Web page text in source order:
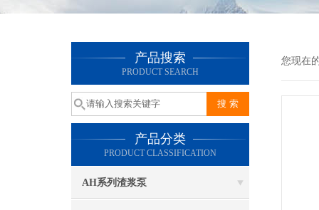
产品搜索
PRODUCT SEARCH
产品分类
PRODUCT CLASSIFICATION
AH系列渣浆泵
您现在